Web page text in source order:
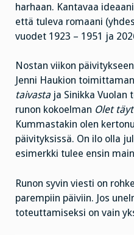
harhaan. Kantavaa
että tuleva romaani
vuodet 1923 – 1951 ja
Nostan viikon
Jenni Haukion
taivasta ja Sinikka
runon kokoelman Olet
Kummastakin olen
päivityksissä. On ilo olla
esimerkki tulee ensin
Runon syvin viesti on
parempiin päiviin. Jos
toteuttamiseksi on vain